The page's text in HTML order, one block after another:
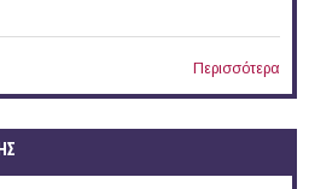
Περισσότερα